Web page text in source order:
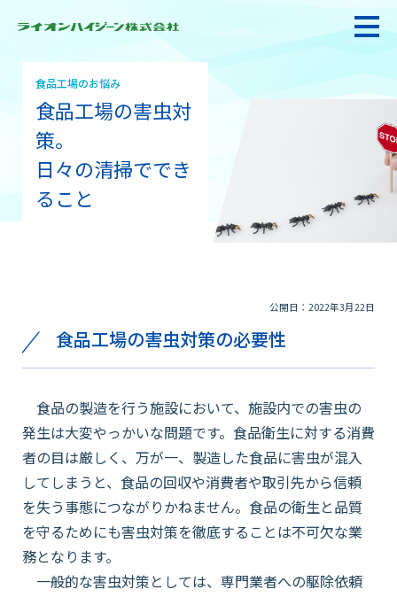
私たちの強み・使命
お悩み解決
会社情報
採用情報
お知らせ
食品工場のお悩み
食品工場の害虫対
策。
日々の清掃ででき
ること
公開日：2022年3月22日
食品工場の害虫対策の必要性
食品の製造を行う施設において、施設内での害虫の
発生は大変やっかいな問題です。食品衛生に対する消費
者の目は厳しく、万が一、製造した食品に害虫が混入
してしまうと、食品の回収や消費者や取引先から信頼
を失う事態につながりかねません。食品の衛生と品質
を守るためにも害虫対策を徹底することは不可欠な業
務となります。
一般的な害虫対策としては、専門業者への駆除依頼